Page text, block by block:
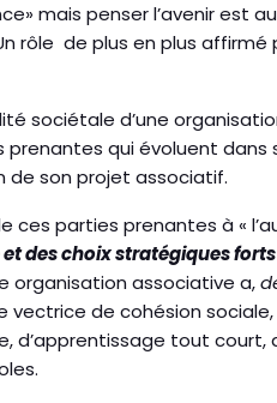
mais penser l’avenir est
rôle de plus en plus affirmé
sociétale d’une
prenantes qui évoluent
de son projet associatif.
ces parties prenantes à «
des choix stratégiques
organisation associative a,
de cohésion sociale,
d’apprentissage tout